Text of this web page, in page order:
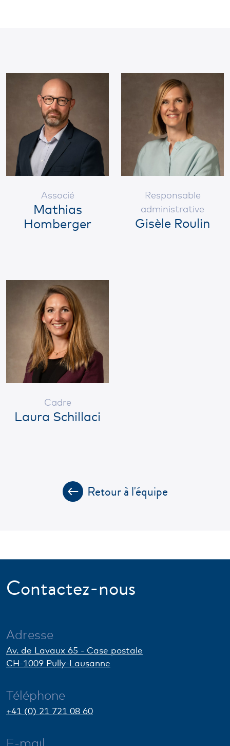
Associé
Mathias
Homberger
Responsable
administrative
Gisèle Roulin
Cadre
Laura Schillaci
Retour à l'équipe
Contactez-nous
Adresse
Av. de Lavaux 65 - Case postale
CH-1009 Pully-Lausanne
Téléphone
+41 (0) 21 721 08 60
E-mail